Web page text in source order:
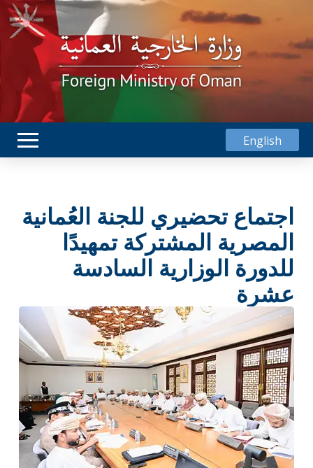
English
اجتماع تحضيري للجنة العُمانية
المصرية المشتركة تمهيدًا
للدورة الوزارية السادسة
عشرة